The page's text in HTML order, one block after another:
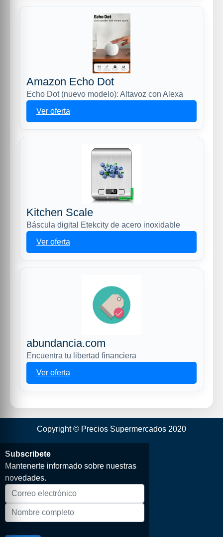
Amazon Echo Dot
Echo Dot (nuevo modelo): Altavoz con Alexa
Ver oferta
Kitchen Scale
Báscula digital Etekcity de acero inoxidable
Ver oferta
abundancia.com
Encuentra tu libertad financiera
Ver oferta
Copyright © Precios Supermercados 2020
Subscribete
Mantenerte informado sobre nuestras
novedades.